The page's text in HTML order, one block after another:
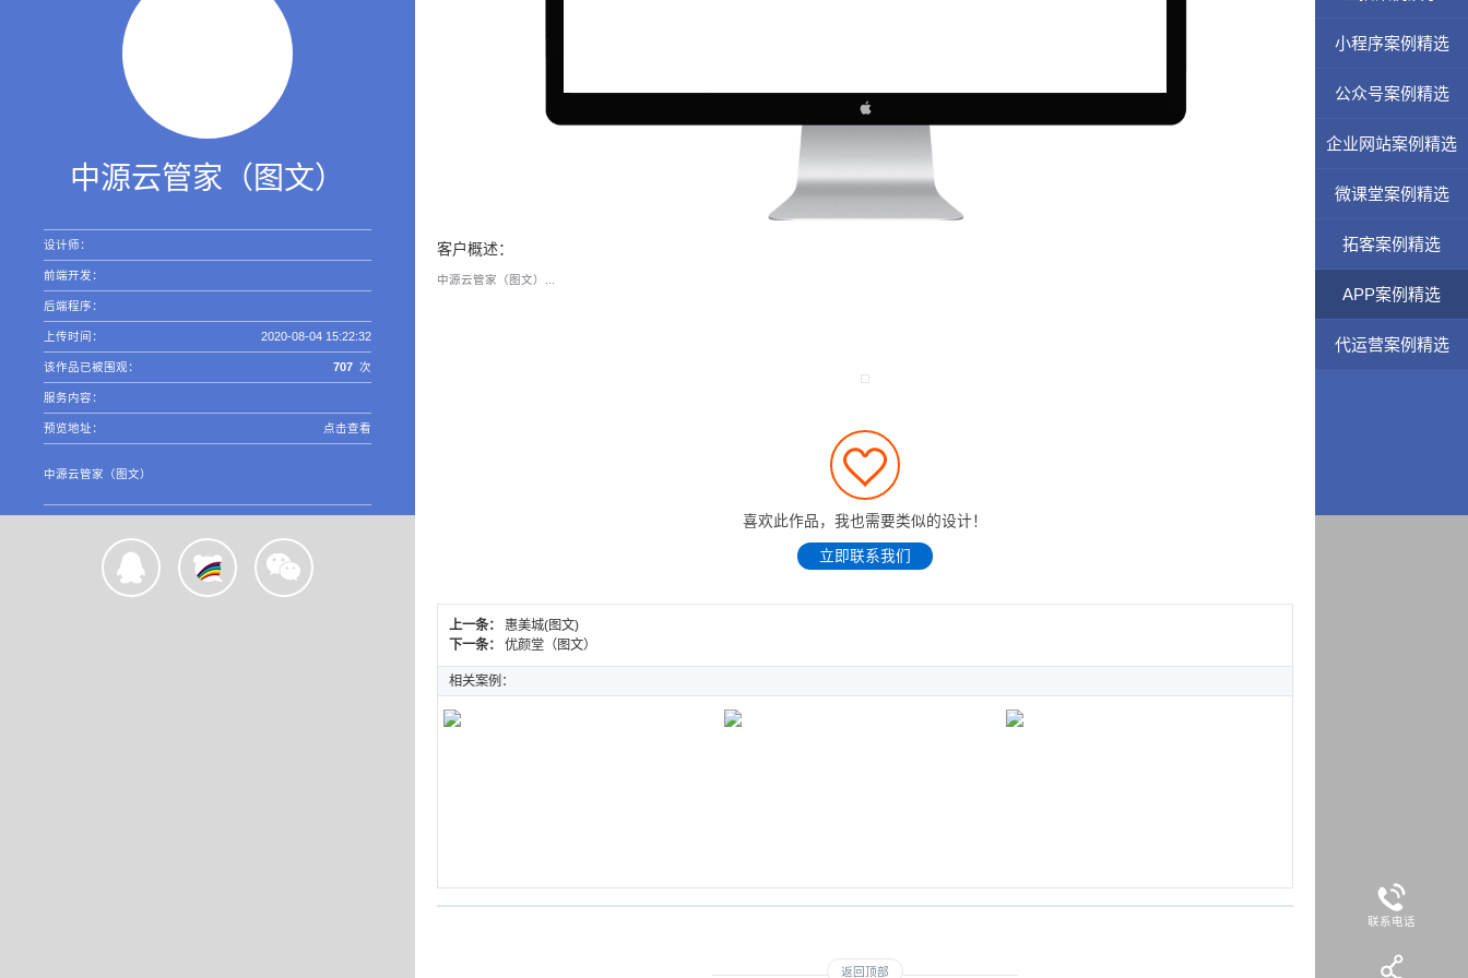
小程序案例精选
公众号案例精选
企业网站案例精选
微课堂案例精选
拓客案例精选
APP案例精选
代运营案例精选
联系电话
18578797999
中源云管家（图文）
设计师：
前端开发：
后端程序：
上传时间： 2020-08-04 15:22:32
该作品已被围观： 707 次
服务内容：
预览地址： 点击查看
中源云管家（图文）
客户概述：
中源云管家（图文）...
喜欢此作品，我也需要类似的设计！
立即联系我们
上一条：
惠美城(图文)
下一条：
优颜堂（图文）
相关案例：
优颜堂（图文） 中源云管家（图文） 惠美城(图文)
返回顶部